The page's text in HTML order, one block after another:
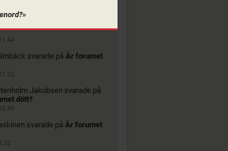
svarade på Är forumet
Jakobsen svarade på
dött?
svarade på Är forumet